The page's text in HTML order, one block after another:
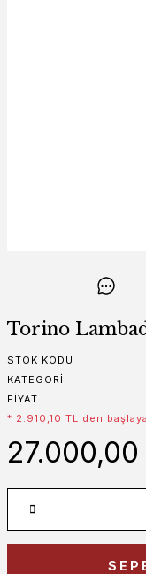
Torino
STOK KODU
KATEGORI
FIYAT
* 2.910,10 TL den